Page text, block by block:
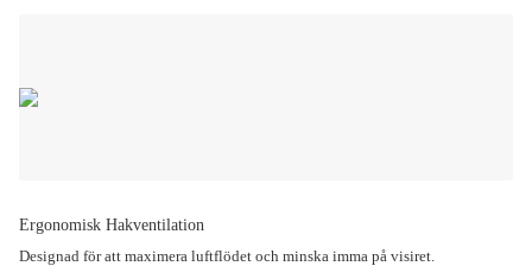
Ergonomisk Hakventilation
Designad för att maximera luftflödet och minska imma på visiret.